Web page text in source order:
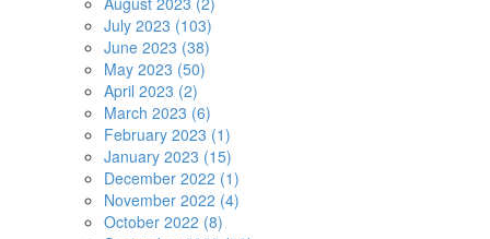
July 2023 (103)
June 2023 (38)
May 2023 (50)
April 2023 (2)
March 2023 (6)
February 2023 (1)
January 2023 (15)
December 2022 (1)
November 2022 (4)
October 2022 (8)